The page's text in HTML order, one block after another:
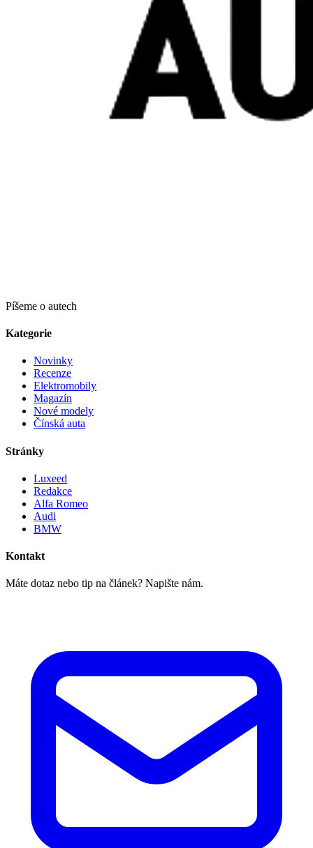
Píšeme o autech
Kategorie
Novinky
Recenze
Elektromobily
Magazín
Nové modely
Čínská auta
Stránky
Luxeed
Redakce
Alfa Romeo
Audi
BMW
Kontakt
Máte dotaz nebo tip na článek? Napište nám.